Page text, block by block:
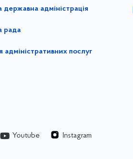
державна адміністрація
рада
послуг
Youtube Instagram